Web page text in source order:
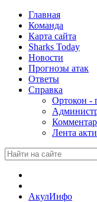
Главная
Команда
Карта сайта
Sharks Today
Новости
Прогнозы атак
Ответы
Справка
Ортокон -
Лента
АкулИнфо